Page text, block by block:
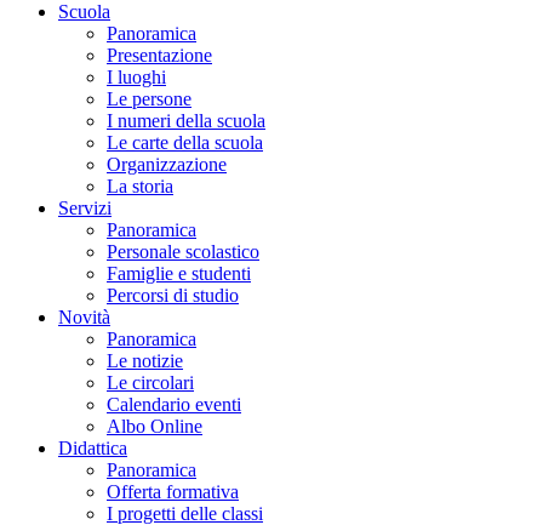
Scuola
Panoramica
Presentazione
I luoghi
Le persone
I numeri della scuola
Le carte della scuola
Organizzazione
La storia
Servizi
Panoramica
Personale scolastico
Famiglie e studenti
Percorsi di studio
Novità
Panoramica
Le notizie
Le circolari
Calendario eventi
Albo Online
Didattica
Panoramica
Offerta formativa
I progetti delle classi